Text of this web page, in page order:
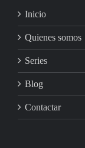
Inicio
Quienes somos
Series
Blog
Contactar